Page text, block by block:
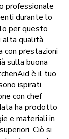
professionale
durante lo
per questo
alta qualità,
con prestazioni
sulla buona
è il tuo
ispirati,
con chef
ha prodotto
e materiali in
Ciò si